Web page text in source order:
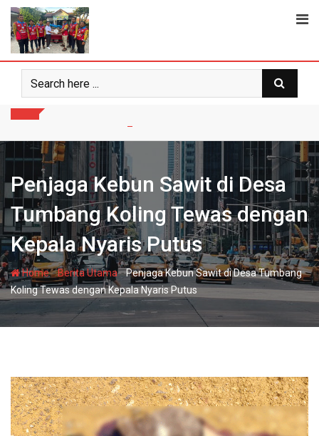
Skip
content
Penjaga Kebun Sawit di Desa
Tumbang Koling Tewas dengan
Kepala Nyaris Putus
Home-Berita Utama-Penjaga Kebun Sawit di Desa Tumbang
Koling Tewas dengan Kepala Nyaris Putus